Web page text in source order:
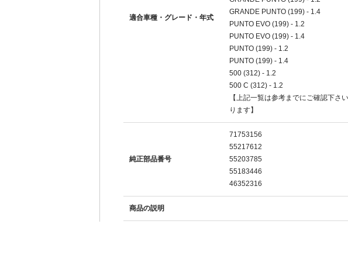
適合車種・グレード・年式
GRANDE PUNTO (199) - 1.4
PUNTO EVO (199) - 1.2
PUNTO EVO (199) - 1.4
PUNTO (199) - 1.2
PUNTO (199) - 1.4
500 (312) - 1.2
500 C (312) - 1.2
【上記一覧は参考までにご確認下さ
ります】
純正部品番号
71753156
55217612
55203785
55183446
46352316
商品の説明